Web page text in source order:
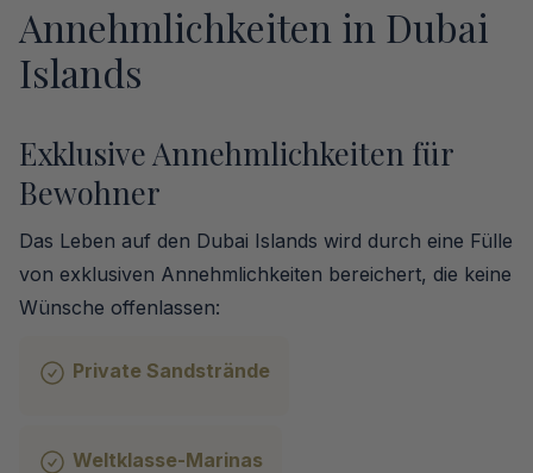
Annehmlichkeiten in Dubai
Islands
Exklusive Annehmlichkeiten für
Bewohner
Das Leben auf den Dubai Islands wird durch eine Fülle
von exklusiven Annehmlichkeiten bereichert, die keine
Wünsche offenlassen:
Private Sandstrände
Weltklasse-Marinas